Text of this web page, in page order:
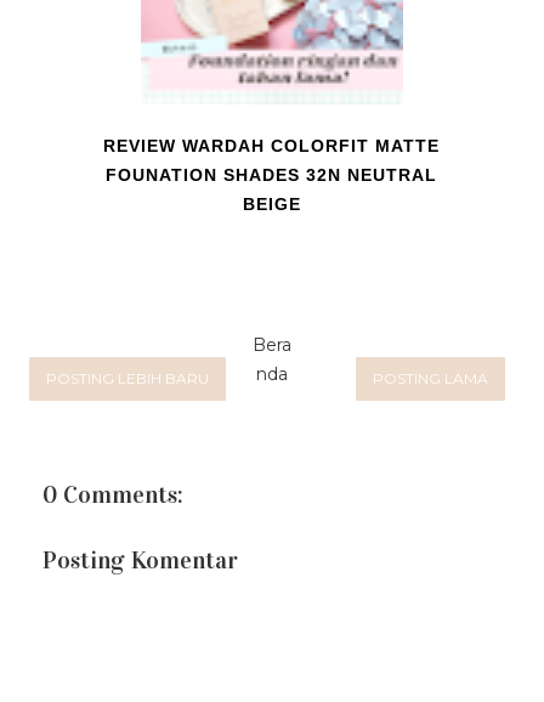
REVIEW WARDAH COLORFIT MATTE
FOUNATION SHADES 32N NEUTRAL
BEIGE
POSTING LEBIH BARU POSTING LAMA
Bera
nda
0 Comments:
Posting Komentar